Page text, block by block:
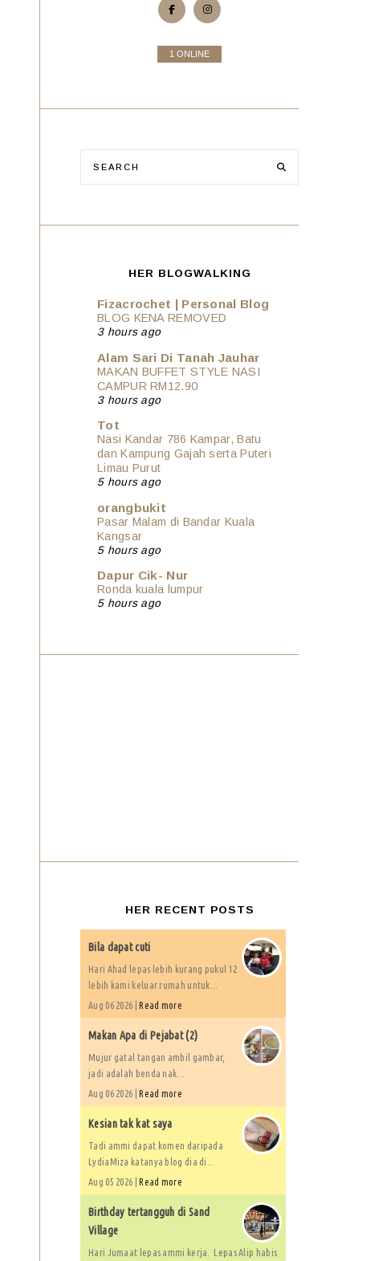
1 ONLINE
HER BLOGWALKING
Fizacrochet | Personal Blog
BLOG KENA REMOVED
3 hours ago
Alam Sari Di Tanah Jauhar
MAKAN BUFFET STYLE NASI
CAMPUR RM12.90
3 hours ago
Tot
Nasi Kandar 786 Kampar, Batu
dan Kampung Gajah serta Puteri
Limau Purut
5 hours ago
orangbukit
Pasar Malam di Bandar Kuala
Kangsar
5 hours ago
Dapur Cik- Nur
Ronda kuala lumpur
5 hours ago
HER RECENT POSTS
Bila dapat cuti
Hari Ahad lepas lebih kurang pukul 12
lebih kami keluar rumah untuk...
Aug 06 2026 | Read more
Makan Apa di Pejabat (2)
Mujur gatal tangan ambil gambar,
jadi adalah benda nak...
Aug 06 2026 | Read more
Kesian tak kat saya
Tadi ammi dapat komen daripada
LydiaMiza katanya blog dia di...
Aug 05 2026 | Read more
Birthday tertangguh di Sand
Village
Hari Jumaat lepas ammi kerja. Lepas Alip habis